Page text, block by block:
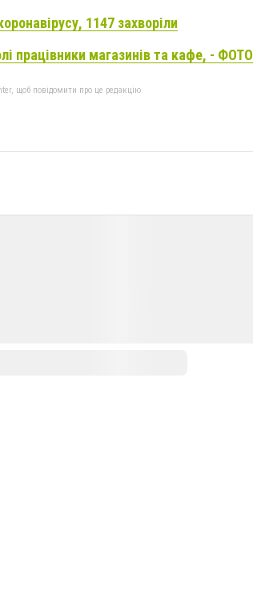
1147 захворіли
працівники магазинів та кафе, - ФОТО
щоб повідомити про це редакцію